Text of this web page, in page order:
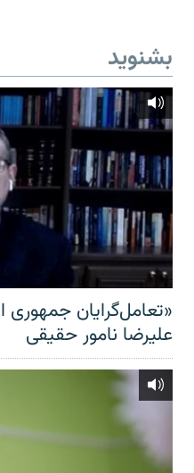
بشنوید
«تعامل‌گرایان
علیرضا نامور حقیقی